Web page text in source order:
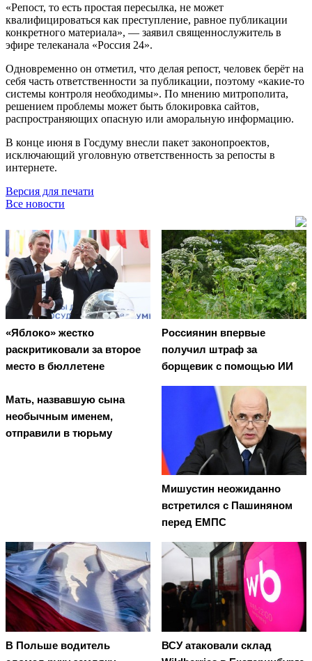
«Репост, то есть простая пересылка, не может
квалифицироваться как преступление, равное публикации
конкретного материала», — заявил священнослужитель в
эфире телеканала «Россия 24».
Одновременно он отметил, что делая репост, человек берёт на
себя часть ответственности за публикации, поэтому «какие-то
системы контроля необходимы». По мнению митрополита,
решением проблемы может быть блокировка сайтов,
распространяющих опасную или аморальную информацию.
В конце июня в Госдуму внесли пакет законопроектов,
исключающий уголовную ответственность за репосты в
интернете.
Версия для печати
Все новости
«Яблоко» жестко
раскритиковали за второе
место в бюллетене
Россиянин впервые
получил штраф за
борщевик с помощью ИИ
Мать, назвавшую сына
необычным именем,
отправили в тюрьму
Мишустин неожиданно
встретился с Пашиняном
перед ЕМПС
В Польше водитель
ВСУ атаковали склад